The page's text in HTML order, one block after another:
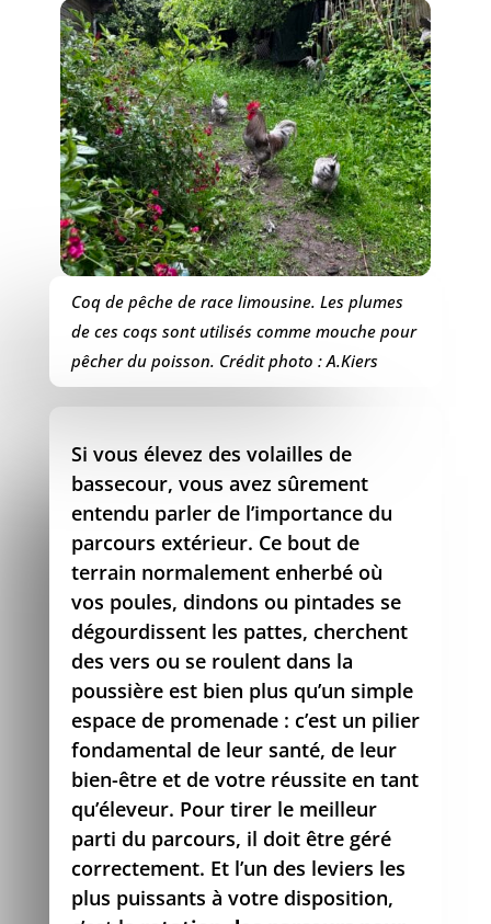
Coq de pêche de race limousine. Les plumes
de ces coqs sont utilisés comme mouche pour
pêcher du poisson. Crédit photo : A.Kiers
Si vous élevez des volailles de
bassecour, vous avez sûrement
entendu parler de l’importance du
parcours extérieur. Ce bout de
terrain normalement enherbé où
vos poules, dindons ou pintades se
dégourdissent les pattes, cherchent
des vers ou se roulent dans la
poussière est bien plus qu’un simple
espace de promenade : c’est un pilier
fondamental de leur santé, de leur
bien-être et de votre réussite en tant
qu’éleveur. Pour tirer le meilleur
parti du parcours, il doit être géré
correctement. Et l’un des leviers les
plus puissants à votre disposition,